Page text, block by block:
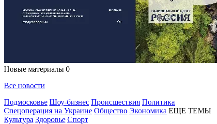
Новые материалы 0
Все новости
Подмосковье Шоу-бизнес Происшествия Политика
Спецоперация на Украине Общество Экономика ЕЩЕ ТЕМЫ
Культура Здоровье Спорт